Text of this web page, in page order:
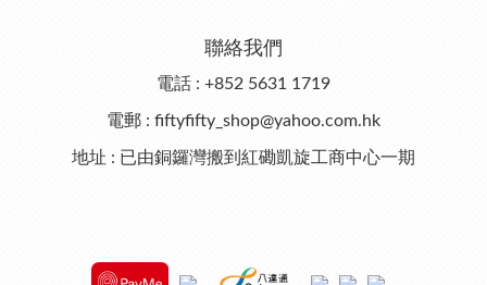
聯絡我們
電話 : +852 5631 1719
電郵 : fiftyfifty_shop@yahoo.com.hk
地址 : 已由銅鑼灣搬到紅磡凱旋工商中心一期